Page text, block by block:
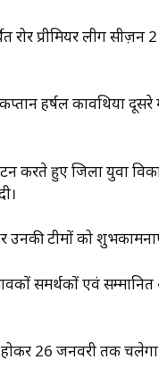
रोर प्रीमियर लीग
हर्षल कावथिया
करते हुए जिला युवा
उनकी टीमों को
समर्थकों एवं
26 जनवरी तक